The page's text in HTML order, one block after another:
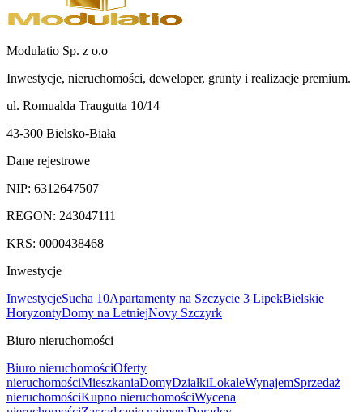
Modulatio Sp. z o.o
Inwestycje, nieruchomości, deweloper, grunty i realizacje premium.
ul. Romualda Traugutta 10/14
43-300 Bielsko-Biała
Dane rejestrowe
NIP: 6312647507
REGON: 243047111
KRS: 0000438468
Inwestycje
InwestycjeSucha 10Apartamenty na Szczycie 3 LipekBielskie
HoryzontyDomy na LetniejNovy Szczyrk
Biuro nieruchomości
Biuro nieruchomościOferty
nieruchomościMieszkaniaDomyDziałkiLokaleWynajemSprzedaż
nieruchomościKupno nieruchomościWycena